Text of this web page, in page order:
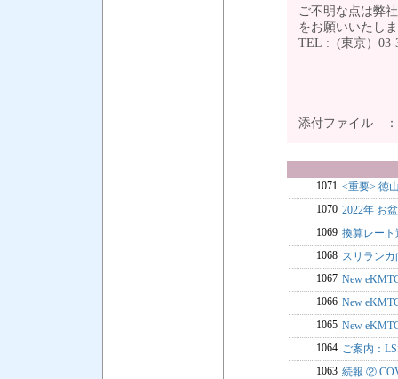
ご不明な点は弊
をお願いいたし
TEL : (東京）03-
添付ファイル
1071 <重要> 徳
1070 2022年 お
1069 換算レー
1068 スリラン
1067 New
1066 New
1065 New
1064 ご案内：
1063 続報 ②